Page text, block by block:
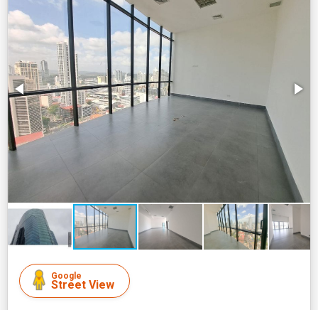
Google
Street View